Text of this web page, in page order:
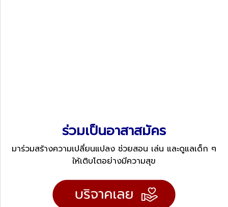
ร่วมเป็นอาสาสมัคร
มาร่วมสร้างความเปลี่ยนแปลง ช่วยสอน เล่น และดูแลเด็ก ๆ
ให้เติบโตอย่างมีความสุข